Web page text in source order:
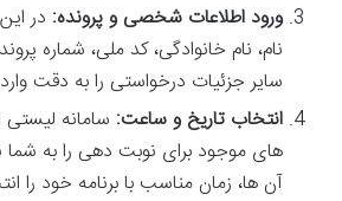
ورود اطلاعات شخصی و پرونده: در
نام، نام خانوادگی، کد ملی، شماره
سایر جزئیات درخواستی را به دقت
انتخاب تاریخ و ساعت: سامانه
های موجود برای نوبت دهی را به
آن ها، زمان مناسب با برنامه خود را